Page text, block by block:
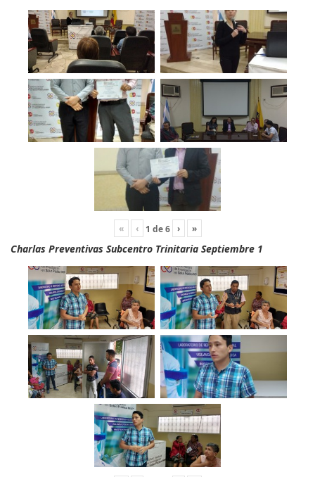
« ‹ 1 de6 › »
Charlas Preventivas Subcentro Trinitaria Septiembre 1